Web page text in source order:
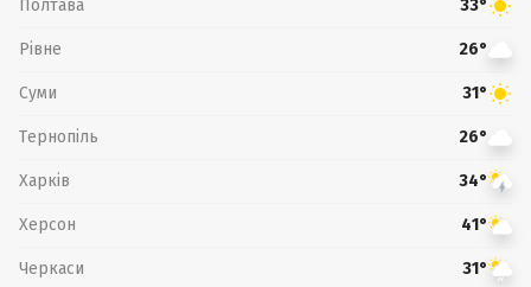
Полтава 33°
Рівне 26°
Суми 31°
Тернопіль 26°
Харків 34°
Херсон 41°
Черкаси 31°